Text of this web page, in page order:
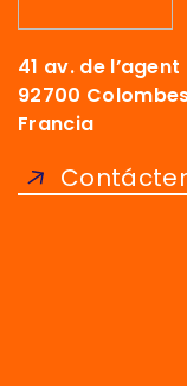
41 av. de
92700
Francia